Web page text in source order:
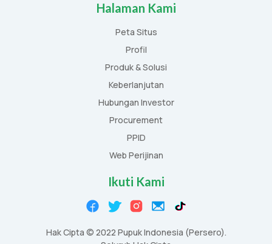
Halaman Kami
Peta Situs
Profil
Produk & Solusi
Keberlanjutan
Hubungan Investor
Procurement
PPID
Web Perijinan
Ikuti Kami
Hak Cipta © 2022 Pupuk Indonesia (Persero).